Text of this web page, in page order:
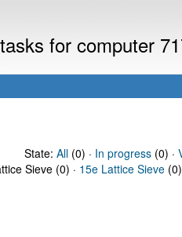
for computer
State: All(0) · In progress(0) ·
Sieve (0) · 15e Lattice Sieve